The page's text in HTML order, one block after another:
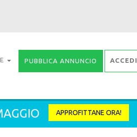
PUBBLICA ANNUNCIO ACCEDI
APPROFITTANE ORA!